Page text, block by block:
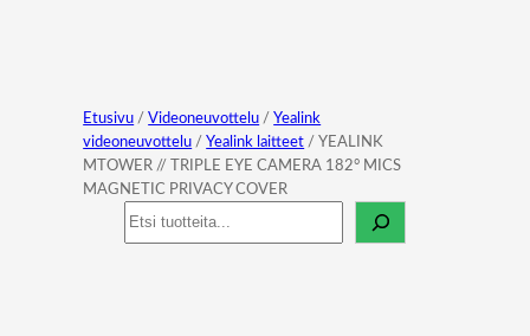
Etusivu /Videoneuvottelu /Yealink
videoneuvottelu /Yealink laitteet / YEALINK
MTOWER // TRIPLE EYE CAMERA 182° MICS
MAGNETIC PRIVACY COVER
Haku